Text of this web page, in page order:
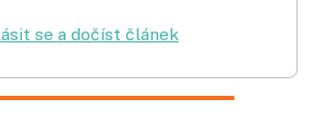
se a dočíst článek